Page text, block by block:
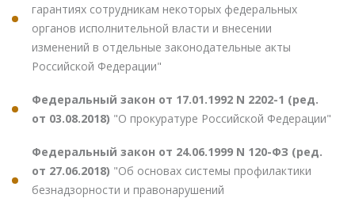
гарантиях сотрудникам некоторых федеральных
органов исполнительной власти и внесении
изменений в отдельные законодательные акты
Российской Федерации"
Федеральный закон от 17.01.1992 N 2202-1 (ред.
от 03.08.2018) "О прокуратуре Российской Федерации"
Федеральный закон от 24.06.1999 N 120-ФЗ (ред.
от 27.06.2018) "Об основах системы профилактики
безнадзорности и правонарушений